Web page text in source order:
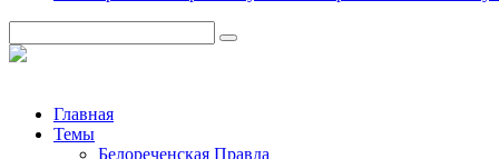
Главная
Темы
Белореченская Правда